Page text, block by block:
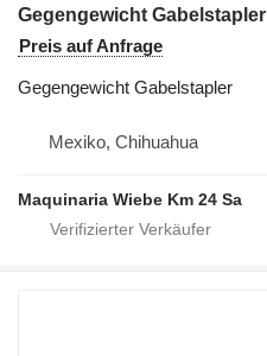
Gegengewicht Gabelstapler
Preis auf Anfrage
Gegengewicht Gabelstapler
Mexiko, Chihuahua
Maquinaria Wiebe Km 24 Sa